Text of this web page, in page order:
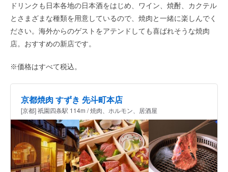
ドリンクも日本各地の日本酒をはじめ、ワイン、焼酎、カクテル
とさまざまな種類を用意しているので、焼肉と一緒に楽しんでく
ださい。海外からのゲストをアテンドしても喜ばれそうな焼肉
店。おすすめの新店です。
※価格はすべて税込。
京都焼肉 すずき 先斗町本店
[京都] 祇園四条駅 114m / 焼肉、ホルモン、居酒屋